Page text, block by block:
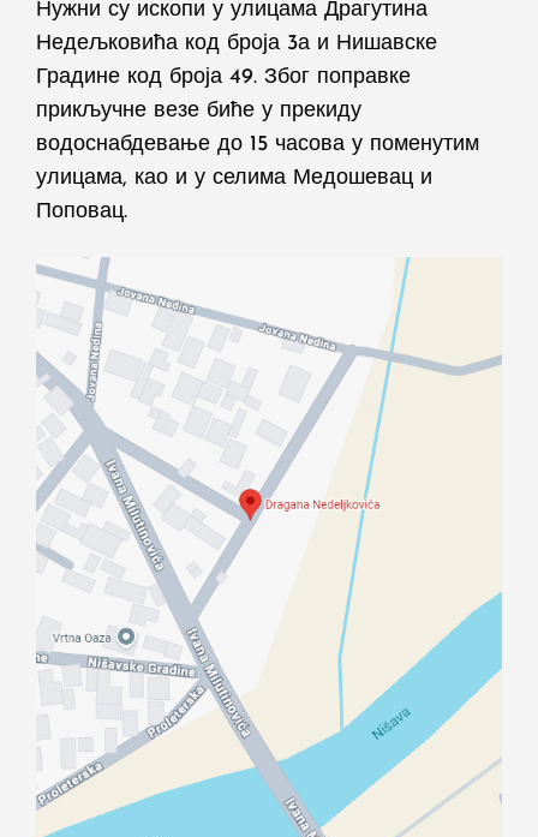
Нужни су ископи у улицама Драгутина
Недељковића код броја 3а и Нишавске
Градине код броја 49. Због поправке
прикључне везе биће у прекиду
водоснабдевање до 15 часова у поменутим
улицама, као и у селима Медошевац и
Поповац.